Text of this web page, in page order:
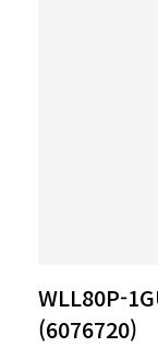
WLL80P-
(6076720)